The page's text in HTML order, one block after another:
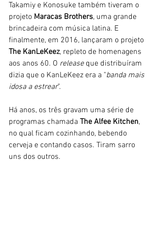
Takamiy e Konosuke também tiveram o
projeto Maracas Brothers, uma grande
brincadeira com música latina. E
finalmente, em 2016, lançaram o projeto
The KanLeKeez, repleto de homenagens
aos anos 60. O release que distribuíram
dizia que o KanLeKeez era a "banda mais
idosa a estrear".
Há anos, os três gravam uma série de
programas chamada The Alfee Kitchen,
no qual ficam cozinhando, bebendo
cerveja e contando casos. Tiram sarro
uns dos outros.